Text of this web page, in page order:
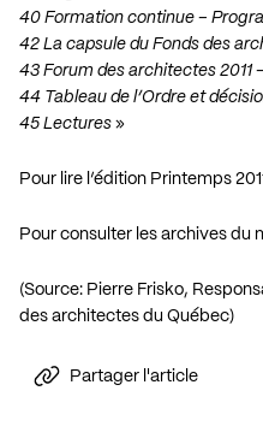
40 Formation continue –
42 La capsule du Fonds des
43 Forum des architectes 2011
44 Tableau de l’Ordre et
45 Lectures »
Pour lire l’édition Printemps
Pour consulter les archives du
(Source: Pierre Frisko,
des architectes du Québec)
Partager l'article